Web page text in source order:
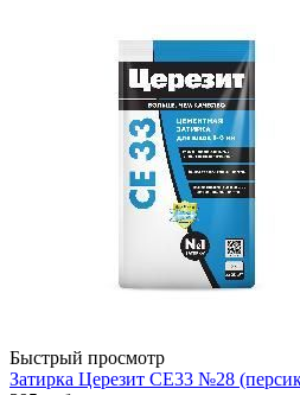
Быстрый просмотр
Затирка Церезит CE33 №28